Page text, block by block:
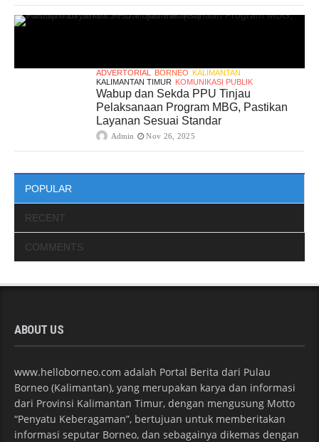
ADVERTORIAL BORNEO KALIMANTAN
KALIMANTAN TIMUR KOMUNIKASI PUBLIK
Wabup dan Sekda PPU Tinjau
Pelaksanaan Program MBG, Pastikan
Layanan Sesuai Standar
Admin Nov 26, 2025
POPULAR
RECENT
COMMENTS
ABOUT US
www.helloborneo.com adalah Portal Berita dari Pulau
Borneo (Kalimantan), yang merupakan karya dan informasi
dari Provinsi Kalimantan Timur, dengan mengusung Motto
“Penyatu Keberagaman”, bertujuan untuk memberitakan
informasi seputar Borneo, dan sebagainya dikemas dengan